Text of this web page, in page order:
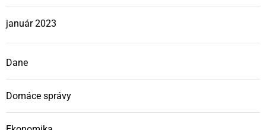
január 2023
Dane
Domáce správy